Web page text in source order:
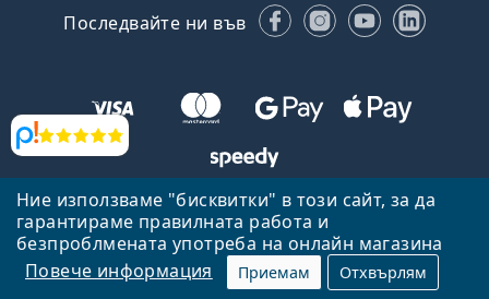
Ние използваме "бисквитки" в този сайт, за да
гарантираме правилната работа и
безпроблмената употреба на онлайн магазина
Повече информация
Приемам Отхвърлям
Прегледи
Последвайте ни във FacebookInstagram
YouTube
Назад към началната страница
Нагоре
Lentiamo.bg е собственост и се управлява от Lentiamo s.r.o.,
Република Чехия
Тук сме за вас в продължение на 18 години.